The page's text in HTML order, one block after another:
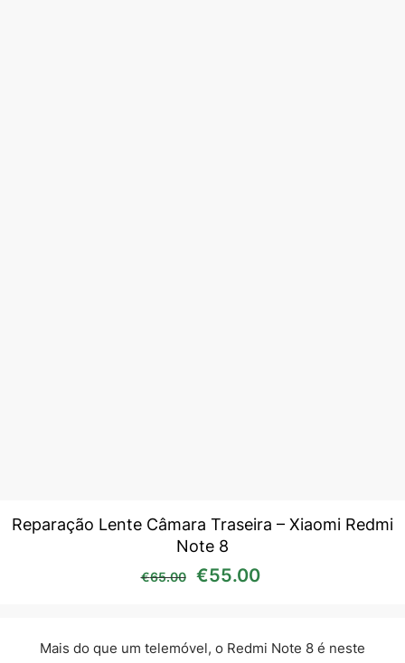
Reparação Lente Câmara Traseira – Xiaomi Redmi
Note 8
€65.00 O preço original era:
€55.00
Mais do que um telemóvel, o Redmi Note 8 é neste